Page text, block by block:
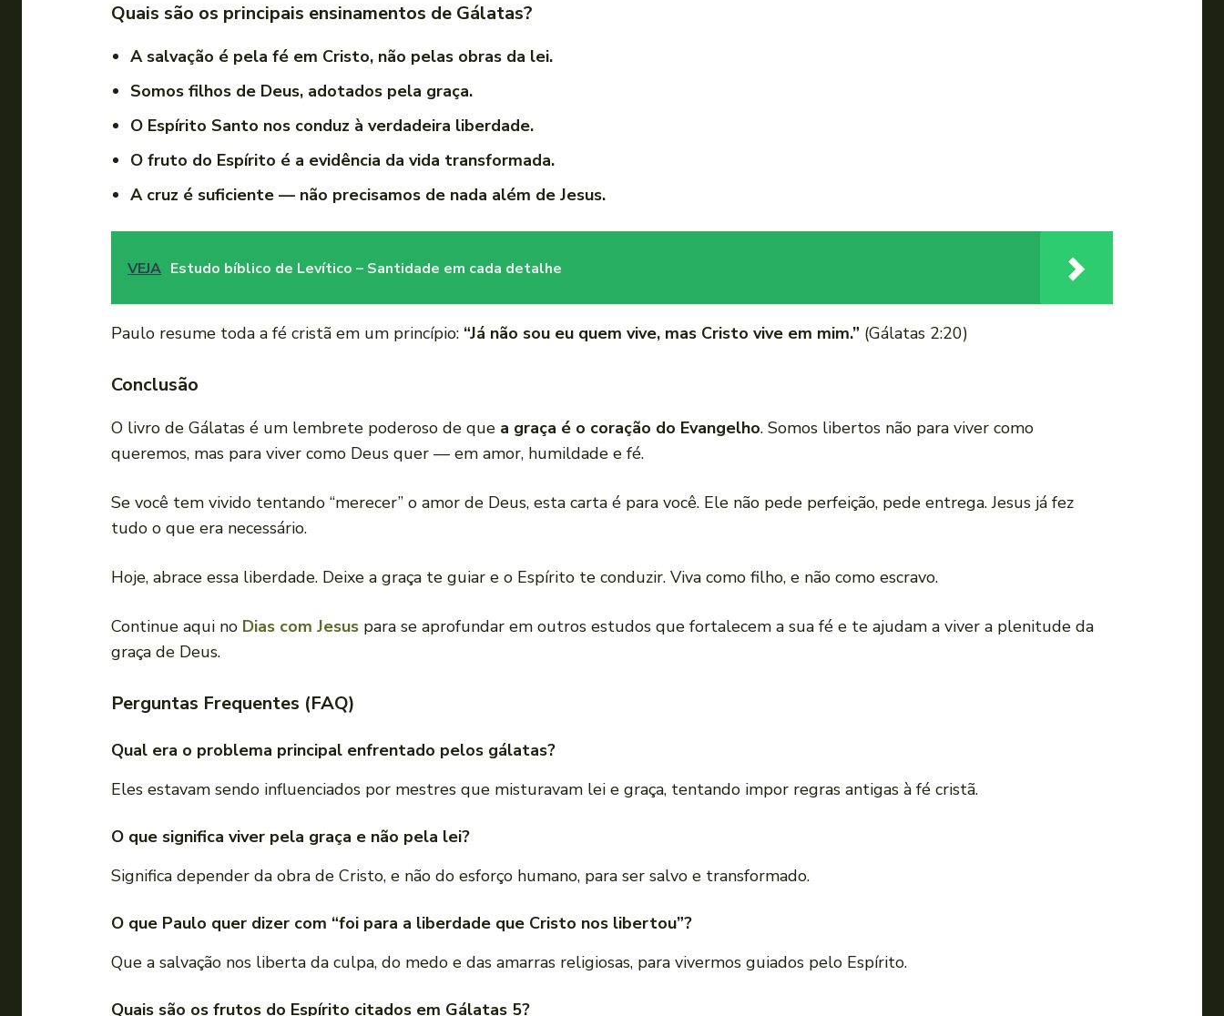
Quais são os principais ensinamentos de Gálatas?
A salvação é pela fé em Cristo, não pelas obras da lei.
Somos filhos de Deus, adotados pela graça.
O Espírito Santo nos conduz à verdadeira liberdade.
O fruto do Espírito é a evidência da vida transformada.
A cruz é suficiente — não precisamos de nada além de Jesus.
VEJA Estudo bíblico de Levítico – Santidade em cada detalhe
Paulo resume toda a fé cristã em um princípio: “Já não sou eu quem vive, mas Cristo vive em mim.” (Gálatas 2:20)
Conclusão
O livro de Gálatas é um lembrete poderoso de que a graça é o coração do Evangelho. Somos libertos não para viver como
queremos, mas para viver como Deus quer — em amor, humildade e fé.
Se você tem vivido tentando “merecer” o amor de Deus, esta carta é para você. Ele não pede perfeição, pede entrega. Jesus já fez
tudo o que era necessário.
Hoje, abrace essa liberdade. Deixe a graça te guiar e o Espírito te conduzir. Viva como filho, e não como escravo.
Continue aqui no Dias com Jesus para se aprofundar em outros estudos que fortalecem a sua fé e te ajudam a viver a plenitude da
graça de Deus.
Perguntas Frequentes (FAQ)
Qual era o problema principal enfrentado pelos gálatas?
Eles estavam sendo influenciados por mestres que misturavam lei e graça, tentando impor regras antigas à fé cristã.
O que significa viver pela graça e não pela lei?
Significa depender da obra de Cristo, e não do esforço humano, para ser salvo e transformado.
O que Paulo quer dizer com “foi para a liberdade que Cristo nos libertou”?
Que a salvação nos liberta da culpa, do medo e das amarras religiosas, para vivermos guiados pelo Espírito.
Quais são os frutos do Espírito citados em Gálatas 5?